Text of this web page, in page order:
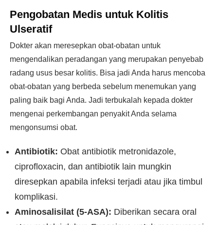
Pengobatan Medis untuk Kolitis
Ulseratif
Dokter akan meresepkan obat-obatan untuk
mengendalikan peradangan yang merupakan penyebab
radang usus besar kolitis. Bisa jadi Anda harus mencoba
obat-obatan yang berbeda sebelum menemukan yang
paling baik bagi Anda. Jadi terbukalah kepada dokter
mengenai perkembangan penyakit Anda selama
mengonsumsi obat.
Antibiotik: Obat antibiotik metronidazole,
ciprofloxacin, dan antibiotik lain mungkin
diresepkan apabila infeksi terjadi atau jika timbul
komplikasi.
Aminosalisilat (5-ASA): Diberikan secara oral